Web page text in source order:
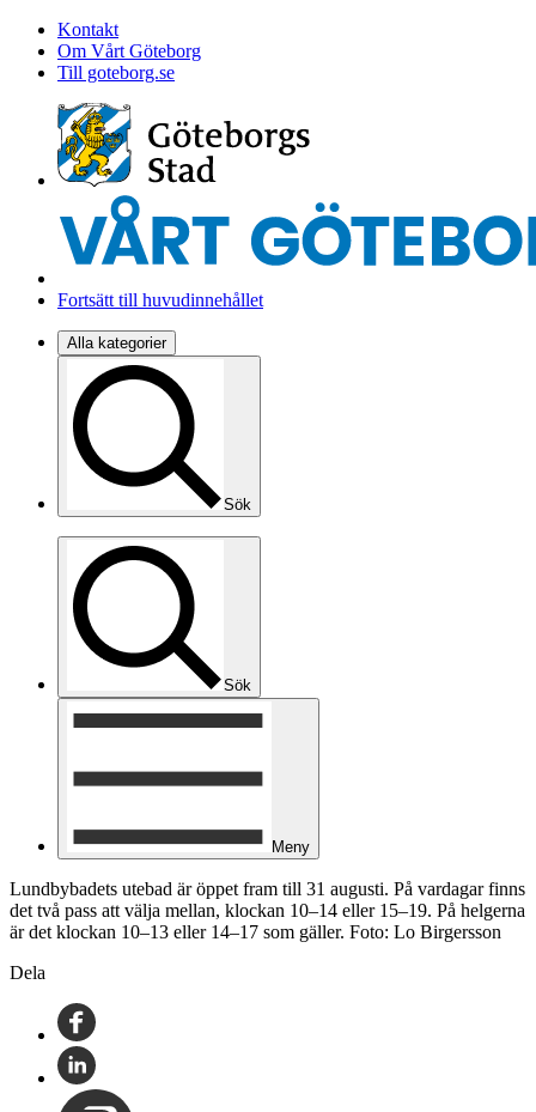
Kontakt
Om Vårt Göteborg
Till goteborg.se
Fortsätt till huvudinnehållet
Alla kategorier
Sök
Sök
Meny
Lundbybadets utebad är öppet fram till 31 augusti. På vardagar finns
det två pass att välja mellan, klockan 10–14 eller 15–19. På helgerna
är det klockan 10–13 eller 14–17 som gäller. Foto: Lo Birgersson
Dela